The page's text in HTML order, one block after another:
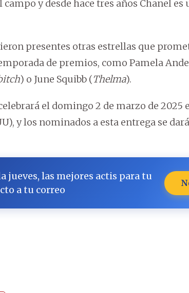
y desde hace tres años Chanel es
presentes otras estrellas que
de premios, como Pamela
) o June Squibb (Thelma).
el domingo 2 de marzo de 2025
y los nominados a esta entrega se
jueves, las mejores actis para tu
a tu correo